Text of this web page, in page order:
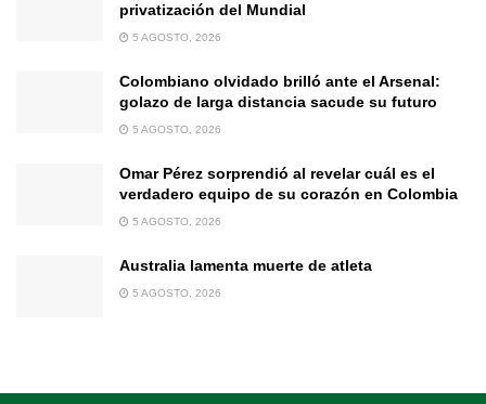
privatización del Mundial
5 AGOSTO, 2026
Colombiano olvidado brilló ante el Arsenal:
golazo de larga distancia sacude su futuro
5 AGOSTO, 2026
Omar Pérez sorprendió al revelar cuál es el
verdadero equipo de su corazón en Colombia
5 AGOSTO, 2026
Australia lamenta muerte de atleta
5 AGOSTO, 2026